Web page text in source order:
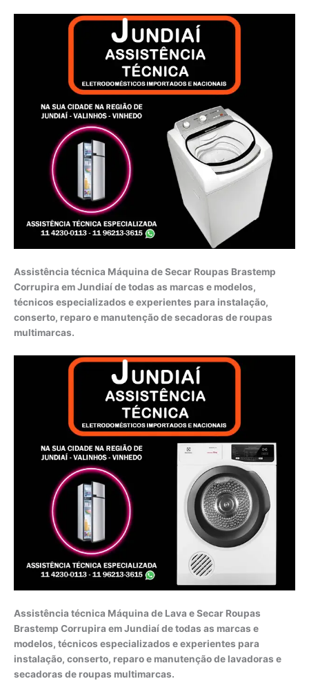
Assistência técnica Máquina de Secar Roupas Brastemp
Corrupira em Jundiaí de todas as marcas e modelos,
técnicos especializados e experientes para instalação,
conserto, reparo e manutenção de secadoras de roupas
multimarcas.
Assistência técnica Máquina de Lava e Secar Roupas
Brastemp Corrupira em Jundiaí de todas as marcas e
modelos, técnicos especializados e experientes para
instalação, conserto, reparo e manutenção de lavadoras e
secadoras de roupas multimarcas.